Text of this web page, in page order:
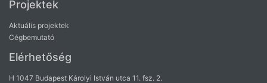
Projektek
Aktuális projektek
Cégbemutató
Elérhetőség
H 1047 Budapest Károlyi István utca 11. fsz. 2.